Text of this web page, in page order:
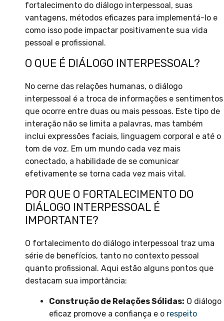
fortalecimento do diálogo interpessoal, suas
vantagens, métodos eficazes para implementá-lo e
como isso pode impactar positivamente sua vida
pessoal e profissional.
O QUE É DIÁLOGO INTERPESSOAL?
No cerne das relações humanas, o diálogo
interpessoal é a troca de informações e sentimentos
que ocorre entre duas ou mais pessoas. Este tipo de
interação não se limita a palavras, mas também
inclui expressões faciais, linguagem corporal e até o
tom de voz. Em um mundo cada vez mais
conectado, a habilidade de se comunicar
efetivamente se torna cada vez mais vital.
POR QUE O FORTALECIMENTO DO
DIÁLOGO INTERPESSOAL É
IMPORTANTE?
O fortalecimento do diálogo interpessoal traz uma
série de benefícios, tanto no contexto pessoal
quanto profissional. Aqui estão alguns pontos que
destacam sua importância:
Construção de Relações Sólidas: O diálogo
eficaz promove a confiança e o respeito